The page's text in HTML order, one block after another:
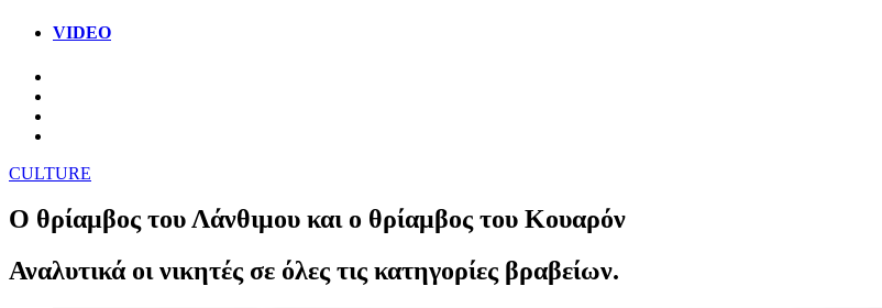
VIDEO
CULTURE
Ο θρίαμβος του Λάνθιμου και ο θρίαμβος του Κουαρόν
Αναλυτικά οι νικητές σε όλες τις κατηγορίες βραβείων.